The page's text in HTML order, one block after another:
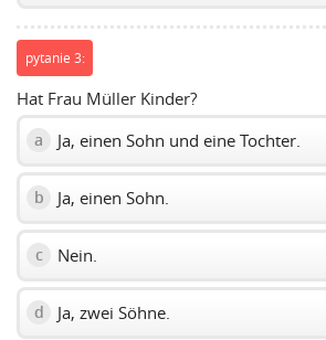
pytanie 3:
Hat Frau Müller Kinder?
a Ja, einen Sohn und eine Tochter.
b Ja, einen Sohn.
c Nein.
d Ja, zwei Söhne.